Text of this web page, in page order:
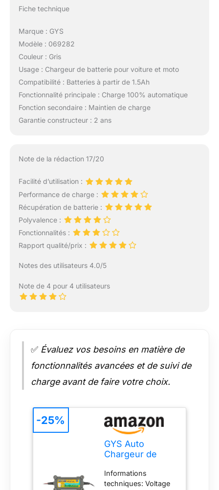
Fiche technique
Marque : GYS
Modèle : 069282
Couleur : Gris
Usage : Chargeur de batterie pour voiture et moto
Compatibilité : Batteries à partir de 1.5Ah
Fonctionnalité principale : Charge 100% automatique
Fonction secondaire : Maintien de charge
Garantie constructeur : 2 ans
Note de la rédaction 17/20
Facilité d’utilisation :
Performance de charge :
Récupération de batterie :
Polyvalence :
Fonctionnalités :
Rapport qualité/prix :
Notes des utilisateurs 4.0/5
Note de 4 pour 4 utilisateurs
✅ Évaluez vos besoins en matière de
fonctionnalités avancées et de suivi de
charge avant de faire votre choix.
GYS Auto
Chargeur de
Voiture Moto
Capacité de
Informations
techniques: Voltage
-25%